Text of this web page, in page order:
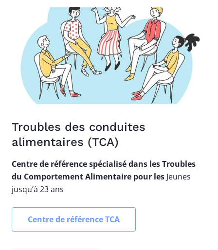
Troubles des conduites
alimentaires (TCA)
Centre de référence spécialisé dans les Troubles
du Comportement Alimentaire pour les Jeunes
jusqu’à 23 ans
Centre de référence TCA